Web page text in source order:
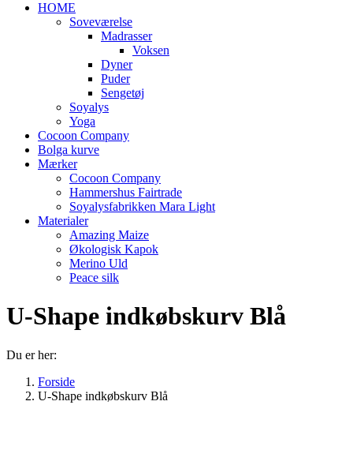
HOME
Soveværelse
Madrasser
Voksen
Dyner
Puder
Sengetøj
Soyalys
Yoga
Cocoon Company
Bolga kurve
Mærker
Cocoon Company
Hammershus Fairtrade
Soyalysfabrikken Mara Light
Materialer
Amazing Maize
Økologisk Kapok
Merino Uld
Peace silk
U-Shape indkøbskurv Blå
Du er her:
Forside
U-Shape indkøbskurv Blå